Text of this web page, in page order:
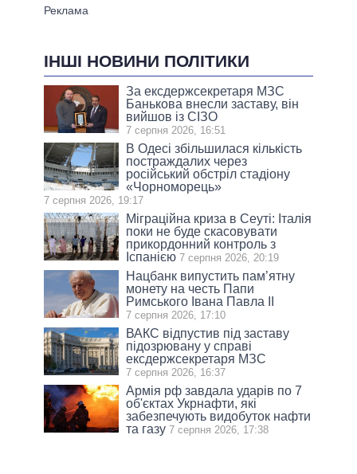
ІНШІ НОВИНИ ПОЛІТИКИ
За ексдержсекретаря МЗС
Банькова внесли заставу, він
вийшов із СІЗО
7 серпня 2026, 16:51
В Одесі збільшилася кількість
постраждалих через
російський обстріл стадіону
«Чорноморець»
7 серпня 2026, 19:17
Міграційна криза в Сеуті: Італія
поки не буде скасовувати
прикордонний контроль з
Іспанією 7 серпня 2026, 20:19
Нацбанк випустить пам’ятну
монету на честь Папи
Римського Івана Павла II
7 серпня 2026, 17:10
ВАКС відпустив під заставу
підозрювану у справі
ексдержсекретаря МЗС
7 серпня 2026, 16:37
Армія рф завдала ударів по 7
об'єктах Укрнафти, які
забезпечують видобуток нафти
та газу 7 серпня 2026, 17:38